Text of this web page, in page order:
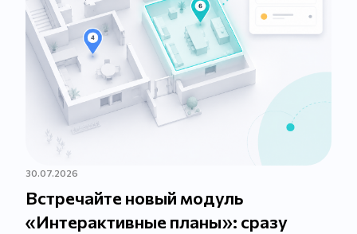
30.07.2026
Встречайте новый модуль
«Интерактивные планы»: сразу